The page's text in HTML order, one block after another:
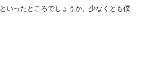
といったところでしょうか。少なくとも僕